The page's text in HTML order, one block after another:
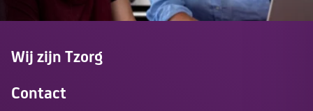
Wij zijn Tzorg
Contact